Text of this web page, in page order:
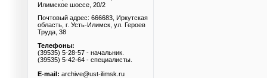
Илимское шоссе, 20/2
Почтовый адрес: 666683, Иркутская
область, г. Усть-Илимск, ул. Героев
Труда, 38
Телефоны:
(39535) 5-28-57 - начальник.
(39535) 5-42-64 - специалисты.
E-mail: archive@ust-ilimsk.ru